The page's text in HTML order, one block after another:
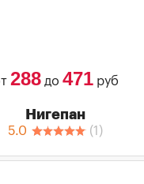
288до 471руб
Нигепан
5.0 (1 )